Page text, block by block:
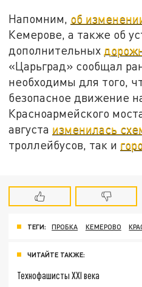
Напомним, об
Кемерове, а также об
дополнительных
«Царьград» сообщал
необходимы для того,
безопасное движение
Красноармейского
августа изменилась
троллейбусов, так и
ТЕГИ: ПРОБКА КЕМЕРОВО
ЧИТАЙТЕ ТАКЖЕ:
Технофашисты XXI века